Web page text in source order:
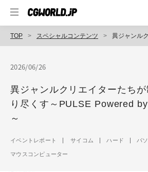
TOP スペシャルコンテンツ 異ジャンルクリエイターたちが
2026/06/26
異ジャンルクリエイターたち
り尽くす～PULSE Powered
～
イベントレポート サイコム ハード パ
マウスコンピューター